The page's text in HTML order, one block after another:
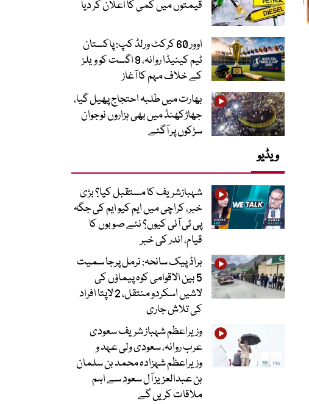
قیمتوں میں کمی کا اعلان کر دیا
اوور 60 کرکٹ ورلڈ کپ: پاکستان
ٹیم کینیڈا روانہ، 9 اگست کو ویلز
کے خلاف مہم کا آغاز
بھارت میں طلبہ احتجاج پھیل گیا،
جھاڑکھنڈ میں بھی ہزاروں نوجوان
سڑکوں پر آگئے
ویڈیو
شہبازشریف کا مستقبل کیا؟ بڑی
خبر، کراچی میں ایم کیو ایم کی جگہ
پی ٹی آئی کیوں؟ نئے صوبوں کا
قیام، اندر کی خبر
براڈ پیک سانحہ: نرمل پرجا سمیت
5 بین الاقوامی کوہ پیماؤں کی
لاشیں اسکردو منتقل، 2 لاپتا افراد
کی تلاش جاری
وزیراعظم شہباز شریف سعودی
عرب روانہ، سعودی ولی عہد و
وزیراعظم شہزادہ محمد بن سلمان
بن عبدالعزیز آل سعود سے اہم
ملاقات کریں گے